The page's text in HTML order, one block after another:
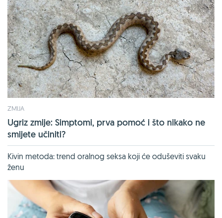
ZMIJA
Ugriz zmije: Simptomi, prva pomoć i što nikako ne
smijete učiniti?
Kivin metoda: trend oralnog seksa koji će oduševiti svaku
ženu